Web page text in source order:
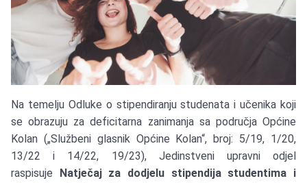
Na temelju Odluke o stipendiranju studenata i učenika koji
se obrazuju za deficitarna zanimanja sa područja Općine
Kolan („Službeni glasnik Općine Kolan“, broj: 5/19, 1/20,
13/22 i 14/22, 19/23), Jedinstveni upravni odjel
raspisuje
Natječaj za dodjelu stipendija studentima i